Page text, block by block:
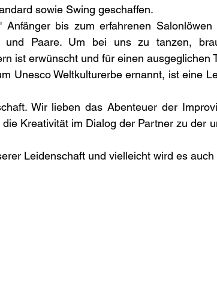
sowie Swing geschaffen.
bis zum erfahrenen
und Paare. Um bei uns zu tanzen,
ist erwünscht und für einen ausgeglichen
Unesco Weltkulturerbe ernannt, ist eine
Wir lieben das Abenteuer der
Kreativität im Dialog der Partner zu der
Leidenschaft und vielleicht wird es auch